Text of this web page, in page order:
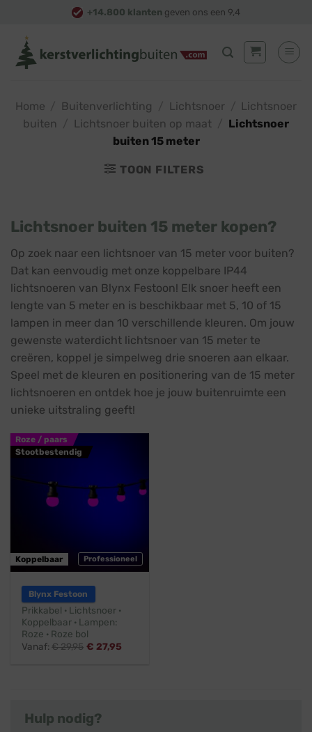
content
+14.800 klanten geven ons een 9,4
Home Buitenverlichting Lichtsnoer
Lichtsnoer
buiten
Lichtsnoer buiten op maat
Lichtsnoer
buiten 15 meter
TOON FILTERS
Lichtsnoer buiten 15 meter kopen?
Op zoek naar een lichtsnoer van 15 meter voor buiten?
Dat kan eenvoudig met onze koppelbare IP44
lichtsnoeren van Blynx Festoon! Elk snoer heeft een
lengte van 5 meter en is beschikbaar met 5, 10 of 15
lampen in meer dan 10 verschillende kleuren. Om jouw
gewenste waterdicht lichtsnoer van 15 meter te
creëren, koppel je simpelweg drie snoeren aan elkaar.
Speel met de kleuren en positionering van de 15 meter
lichtsnoeren en ontdek hoe je jouw buitenruimte een
unieke uitstraling geeft!
Roze / paars
Stootbestendig
Professioneel
Koppelbaar
Blynx Festoon
Prikkabel · Lichtsnoer ·
Koppelbaar · Lampen:
Roze · Roze bol
Vanaf:€29,95 € 27,95
Hulp nodig?